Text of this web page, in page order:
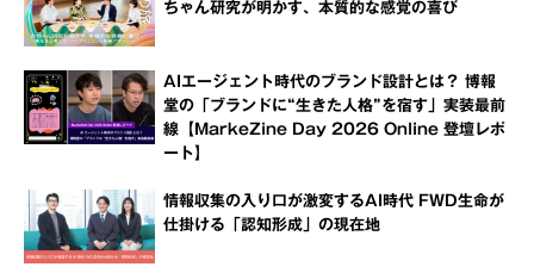
ちゃん研究が明かす、本質的な感覚の喜び
AIエージェント時代のブランド設計とは？ 博報
堂の「ブランドに“生きた人格”を宿す」実装最前
線【MarkeZine Day 2026 Online 登壇レポ
ート】
情報収集の入り口が激変するAI時代 FWD生命が
仕掛ける「認知形成」の現在地